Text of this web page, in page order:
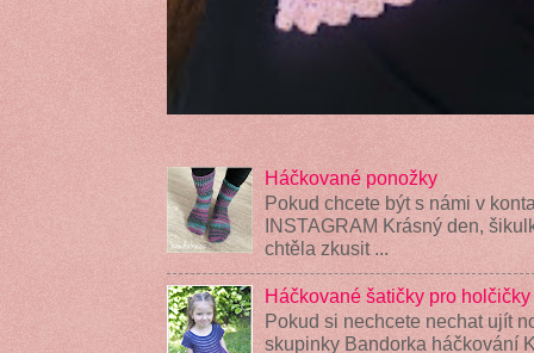
Háčkované ponožky
Pokud chcete být s námi v
INSTAGRAM Krásný den,
chtěla zkusit ...
Háčkované šatičky pro holčičky
Pokud si nechcete nechat ujít
skupinky Bandorka háčkování